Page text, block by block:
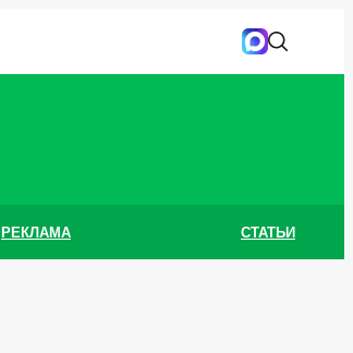
РЕКЛАМА СТАТЬИ